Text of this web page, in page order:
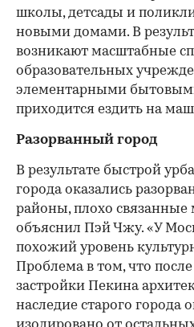
школы, детсады и
новыми домами. В
возникают масштабные
образовательных
элементарными
приходится ездить на
Разорванный город
В результате быстрой
города оказались
районы, плохо связанные
объяснил Пэй Чжу. «У
похожий уровень
Проблема в том, что
застройки Пекина
наследие старого города